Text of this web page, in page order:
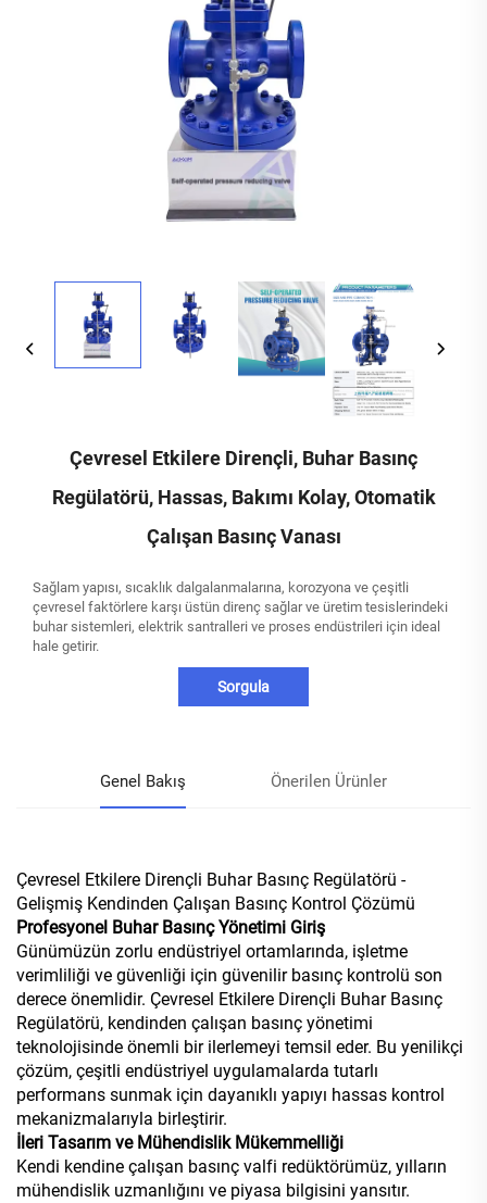
Çevresel Etkilere Dirençli, Buhar Basınç
Regülatörü, Hassas, Bakımı Kolay, Otomatik
Çalışan Basınç Vanası
Sağlam yapısı, sıcaklık dalgalanmalarına, korozyona ve çeşitli
çevresel faktörlere karşı üstün direnç sağlar ve üretim tesislerindeki
buhar sistemleri, elektrik santralleri ve proses endüstrileri için ideal
hale getirir.
Sorgula
Genel Bakış Önerilen Ürünler
Çevresel Etkilere Dirençli Buhar Basınç Regülatörü -
Gelişmiş Kendinden Çalışan Basınç Kontrol Çözümü
Profesyonel Buhar Basınç Yönetimi Giriş
Günümüzün zorlu endüstriyel ortamlarında, işletme
verimliliği ve güvenliği için güvenilir basınç kontrolü son
derece önemlidir. Çevresel Etkilere Dirençli Buhar Basınç
Regülatörü, kendinden çalışan basınç yönetimi
teknolojisinde önemli bir ilerlemeyi temsil eder. Bu yenilikçi
çözüm, çeşitli endüstriyel uygulamalarda tutarlı
performans sunmak için dayanıklı yapıyı hassas kontrol
mekanizmalarıyla birleştirir.
İleri Tasarım ve Mühendislik Mükemmelliği
Kendi kendine çalışan basınç valfi redüktörümüz, yılların
mühendislik uzmanlığını ve piyasa bilgisini yansıtır.